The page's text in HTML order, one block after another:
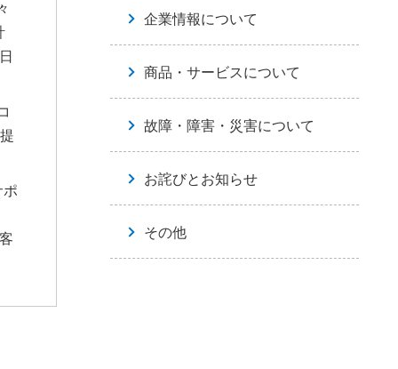
ポ
企業情報について
商品・サービスについて
故障・障害・災害について
お詫びとお知らせ
その他